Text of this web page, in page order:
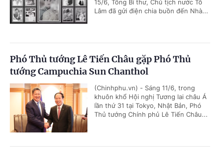
15/6, Tổng Bí thư, Chủ tịch nước Tô
Lâm đã gửi điện chia buồn đến Nhà...
Phó Thủ tướng Lê Tiến Châu gặp Phó Thủ
tướng Campuchia Sun Chanthol
(Chinhphu.vn) - Sáng 11/6, trong
khuôn khổ Hội nghị Tương lai châu Á
lần thứ 31 tại Tokyo, Nhật Bản, Phó
Thủ tướng Chính phủ Lê Tiến Châu...